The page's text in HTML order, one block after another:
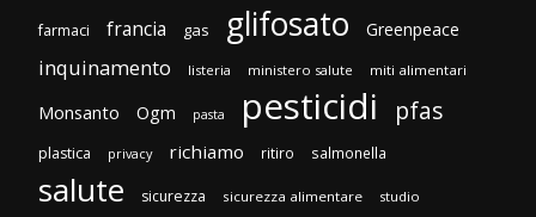
farmaci francia gas glifosato Greenpeace
inquinamento listeria ministero salute miti alimentari
Monsanto Ogm pasta pesticidi pfas
plastica privacy richiamo ritiro salmonella
salute sicurezza sicurezza alimentare studio